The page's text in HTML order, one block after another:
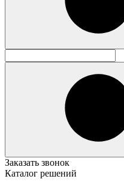
Заказать звонок
Каталог решений